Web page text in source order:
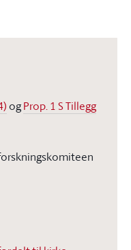
ogProp. 1 S Tillegg